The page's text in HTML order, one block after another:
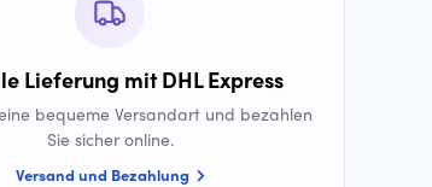
Lieferung mit DHL Express
bequeme Versandart und bezahlen
Sie sicher online.
Versand und Bezahlung